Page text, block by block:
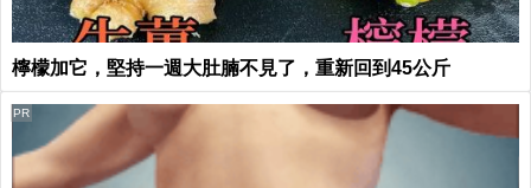
檸檬加它，堅持一週大肚腩不見了，重新回到45公斤
PR